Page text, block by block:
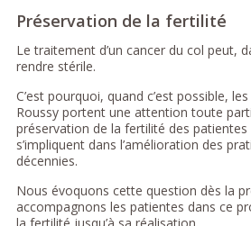
Préservation de la fertilité
Le traitement d’un cancer du col peut,
rendre stérile.
C’est pourquoi, quand c’est possible,
Roussy portent une attention toute
préservation de la fertilité des
s’impliquent dans l’amélioration des
décennies.
Nous évoquons cette question dès la
accompagnons les patientes dans ce